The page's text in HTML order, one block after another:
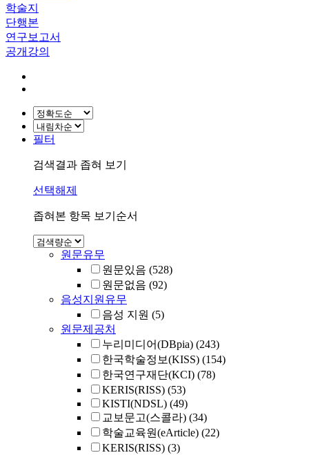
학술지
단행본
연구보고서
공개강의
필터
검색결과 좁혀 보기
선택해제
좁혀본 항목 보기순서
원문유무
원문있음 (528)
원문없음 (92)
음성지원유무
음성 지원 (5)
원문제공처
누리미디어(DBpia) (243)
한국학술정보(KISS) (154)
한국연구재단(KCI) (78)
KERIS(RISS) (53)
KISTI(NDSL) (49)
교보문고(스콜라) (34)
학술교육원(eArticle) (22)
KERIS(RISS) (3)